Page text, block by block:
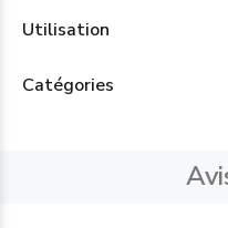
Utilisation
Catégories